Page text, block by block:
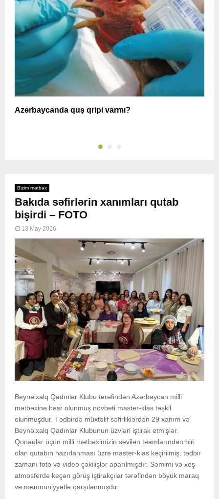
Azərbaycanda quş qripi varmı?
Bizim mətbəx
Bakıda səfirlərin xanımları qutab
bişirdi – FOTO
13 May 2026
Beynəlxalq Qadınlar Klubu tərəfindən Azərbaycan milli
mətbəxinə həsr olunmuş növbəti master-klas təşkil
olunmuşdur. Tədbirdə müxtəlif səfirliklərdən 29 xanım və
Beynəlxalq Qadınlar Klubunun üzvləri iştirak etmişlər.
Qonaqlar üçün milli mətbəximizin sevilən təamlarından biri
olan qutabın hazırlanması üzrə master-klas keçirilmiş, tədbir
zamanı foto və video çəkilişlər aparılmışdır. Səmimi və xoş
atmosferdə keçən görüş iştirakçılar tərəfindən böyük maraq
və məmnuniyyətlə qarşılanmışdır.